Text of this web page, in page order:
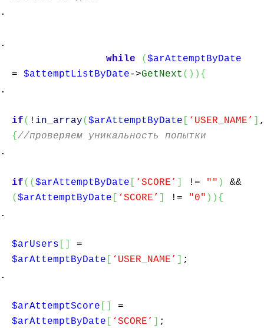
while ( $arAttemptByDate
= $attemptListByDate->GetNext ( ) ) {
if( ! in_array( $arAttemptByDate ‘USER_NAME’
{ //проверяем уникальность попытки
if( ( $arAttemptByDate ‘SCORE’ != "" )
&&
( $arAttemptByDate ‘SCORE’ != "0" ) ) {
$arUsers
=
$arAttemptByDate
‘USER_NAME’ ;
$arAttemptScore
=
$arAttemptByDate
‘SCORE’ ;